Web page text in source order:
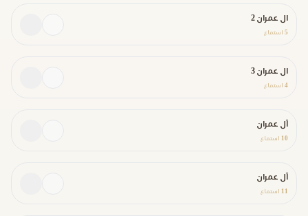
ال عمران 2
5 استماع
ال عمران 3
4 استماع
آل عمران
10 استماع
آل عمران
11 استماع